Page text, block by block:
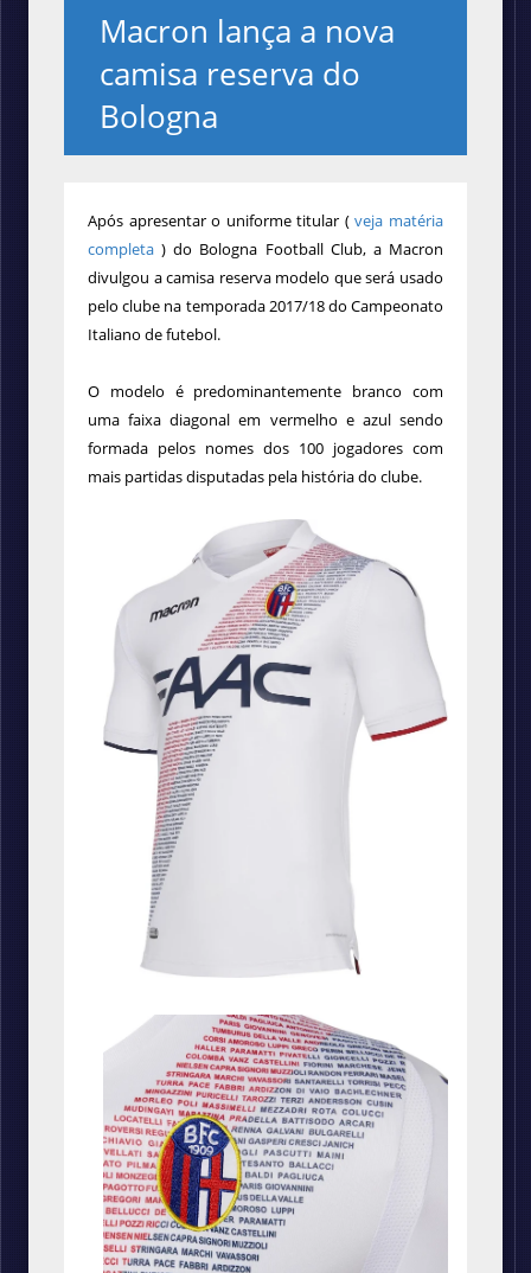
Macron lança a nova
camisa reserva do
Bologna
Após apresentar o uniforme titular (veja matéria
completa ) do Bologna Football Club, a Macron
divulgou a camisa reserva modelo que será usado
pelo clube na temporada 2017/18 do Campeonato
Italiano de futebol.
O modelo é predominantemente branco com
uma faixa diagonal em vermelho e azul sendo
formada pelos nomes dos 100 jogadores com
mais partidas disputadas pela história do clube.